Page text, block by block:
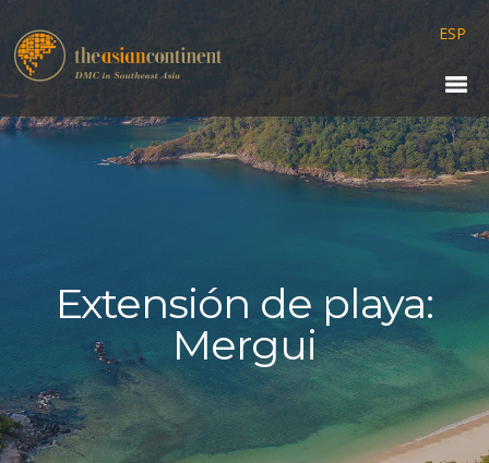
ESP
Extensión de playa:
Mergui